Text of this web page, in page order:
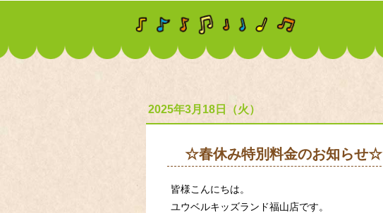
2025年3月18日（火）
☆春休み特別料金のお知らせ☆
皆様こんにちは。
ユウベルキッズランド福山店です。